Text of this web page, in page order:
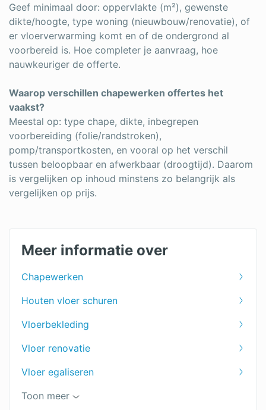
Geef minimaal door: oppervlakte (m²), gewenste
dikte/hoogte, type woning (nieuwbouw/renovatie), of
er vloerverwarming komt en of de ondergrond al
voorbereid is. Hoe completer je aanvraag, hoe
nauwkeuriger de offerte.
Waarop verschillen chapewerken offertes het
vaakst?
Meestal op: type chape, dikte, inbegrepen
voorbereiding (folie/randstroken),
pomp/transportkosten, en vooral op het verschil
tussen beloopbaar en afwerkbaar (droogtijd). Daarom
is vergelijken op inhoud minstens zo belangrijk als
vergelijken op prijs.
Meer informatie over
Chapewerken
Houten vloer schuren
Vloerbekleding
Vloer renovatie
Vloer egaliseren
PVC vloer leggen
Toon meer